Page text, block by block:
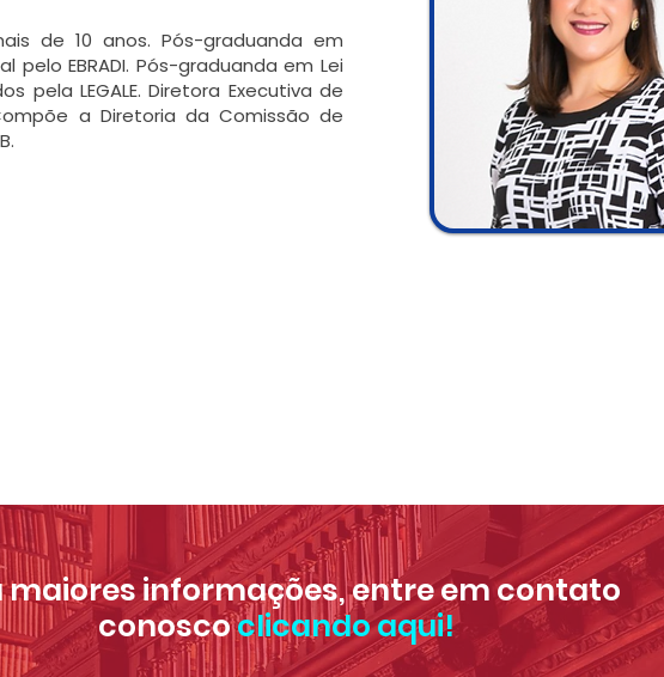
de 10 anos. Pós-graduanda em
pelo EBRADI. Pós-graduanda em Lei
pela LEGALE. Diretora Executiva de
a Diretoria da Comissão de
maiores informações, entre em contato
conoscoclicando aqui!